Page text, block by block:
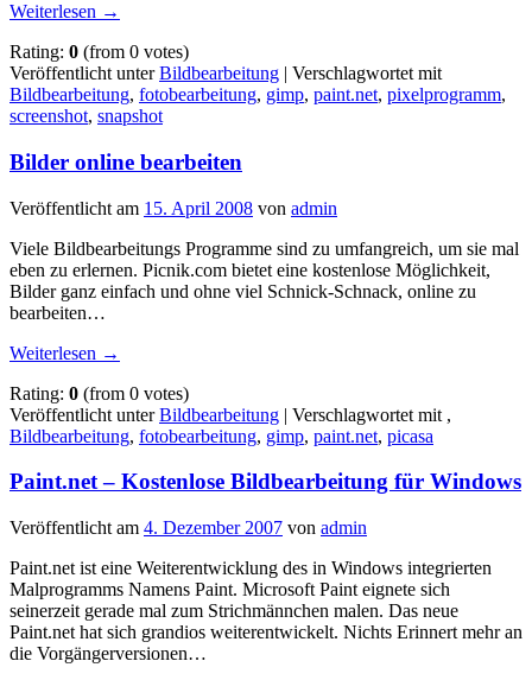
Weiterlesen →
Rating: 0 (from 0 votes)
Veröffentlicht unter Bildbearbeitung | Verschlagwortet mit
Bildbearbeitung, fotobearbeitung, gimp, paint.net, pixelprogramm,
screenshot, snapshot
Bilder online bearbeiten
Veröffentlicht am 15. April 2008 von admin
Viele Bildbearbeitungs Programme sind zu umfangreich, um sie mal
eben zu erlernen. Picnik.com bietet eine kostenlose Möglichkeit,
Bilder ganz einfach und ohne viel Schnick-Schnack, online zu
bearbeiten…
Weiterlesen →
Rating: 0 (from 0 votes)
Veröffentlicht unter Bildbearbeitung | Verschlagwortet mit ,
Bildbearbeitung, fotobearbeitung, gimp, paint.net, picasa
Paint.net – Kostenlose Bildbearbeitung für Windows
Veröffentlicht am 4. Dezember 2007 von admin
Paint.net ist eine Weiterentwicklung des in Windows integrierten
Malprogramms Namens Paint. Microsoft Paint eignete sich
seinerzeit gerade mal zum Strichmännchen malen. Das neue
Paint.net hat sich grandios weiterentwickelt. Nichts Erinnert mehr an
die Vorgängerversionen…